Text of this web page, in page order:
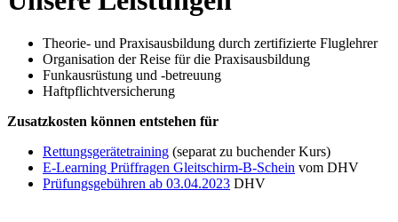
Theorie- und Praxisausbildung durch zertifizierte Fluglehrer
Organisation der Reise für die Praxisausbildung
Funkausrüstung und -betreuung
Haftpflichtversicherung
Zusatzkosten können entstehen für
Rettungsgerätetraining (separat zu buchender Kurs)
E-Learning Prüffragen Gleitschirm-B-Schein vom DHV
Prüfungsgebühren ab 03.04.2023 DHV